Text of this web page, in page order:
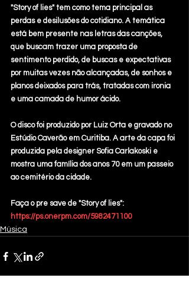
"Story of lies" tem como tema principal as
perdas e desilusões do cotidiano. A temática
está bem presente nas letras das canções,
que buscam trazer uma proposta de
sentimento perdido, de buscas e expectativas
por muitas vezes não alcançadas, de sonhos e
planos deixados para trás, tratadas com ironia
e uma camada de humor ácido.
O disco foi produzido por Luiz Orta e gravado no
Estúdio Caverão em Curitiba. A arte da capa foi
produzida pela designer Sofia Carlakoski e
mostra uma família dos anos 70 em um passeio
ao cemitério da cidade.
Faça o pre save de "Story of lies":
https://ps.onerpm.com/5982471100
Música